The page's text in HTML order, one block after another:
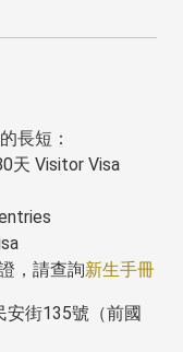
長短：
天 Visitor Visa
，請查詢新生手冊
安街135號（前國